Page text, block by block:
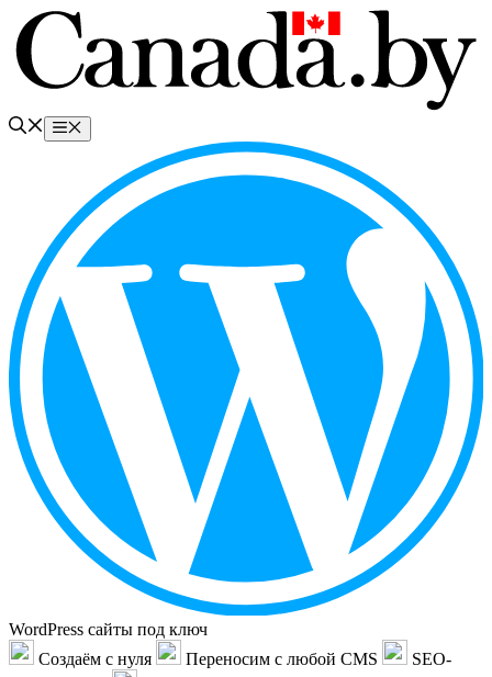
Перейти
содержимому
Меню
WordPress сайты под ключ
Создаём с нуля
Переносим с любой CMS
SEO-